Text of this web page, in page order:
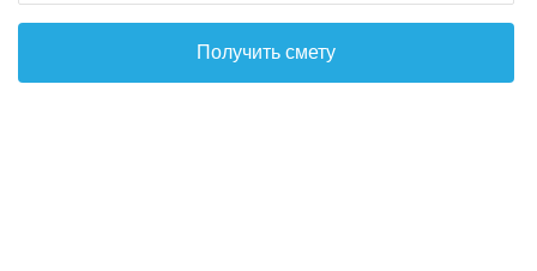
Получить смету